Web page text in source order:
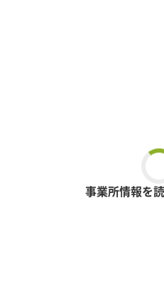
事業所情報を